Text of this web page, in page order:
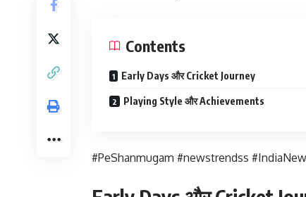
Contents
Early Days और Cricket Journey
Playing Style और Achievements
#PeShanmugam #newstrendss